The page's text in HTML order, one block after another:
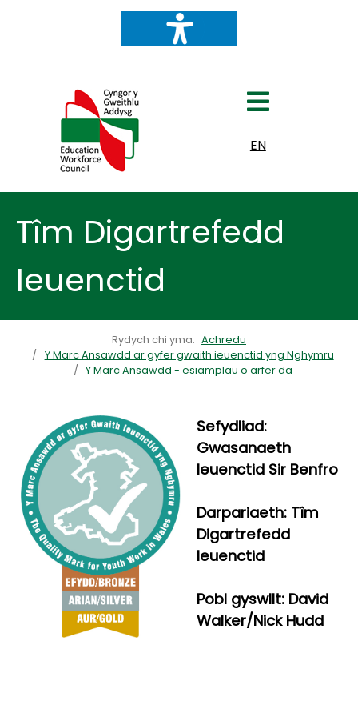
Dewiswch eich iaith
EN
Tîm Digartrefedd
Ieuenctid
Rydych chi yma: Achredu
Y Marc Ansawdd ar gyfer gwaith ieuenctid yng Nghymru
Y Marc Ansawdd - esiamplau o arfer da
Sefydliad:
Gwasanaeth
Ieuenctid Sir Benfro
Darpariaeth: Tîm
Digartrefedd
Ieuenctid
Pobl gyswllt: David
Walker/Nick Hudd